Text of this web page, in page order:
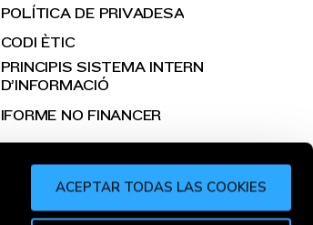
ACEPTAR TODAS LAS COOKIES
POLÍTICA DE PRIVADESA
CODI ÈTIC
PRINCIPIS SISTEMA INTERN
D’INFORMACIÓ
IFORME NO FINANCER